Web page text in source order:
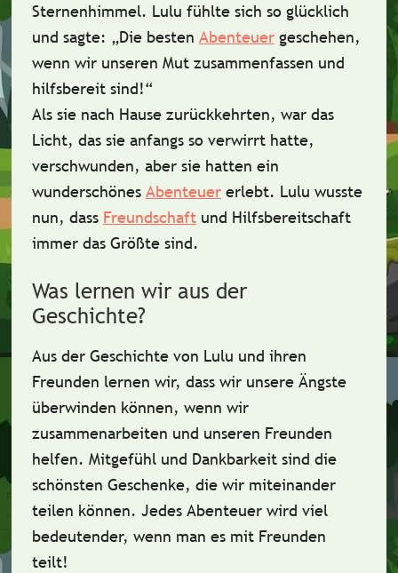
Sternenhimmel. Lulu fühlte sich so glücklich
und sagte: „Die besten Abenteuergeschehen,
wenn wir unseren Mutzusammenfassen und
hilfsbereitsind!“
Als sie nach Hause zurückkehrten, war das
Licht, das sie anfangs so verwirrt hatte,
verschwunden, aber sie hatten ein
wunderschönes Abenteuererlebt. Lulu wusste
nun, dass Freundschaftund Hilfsbereitschaft
immer das Größte sind.
Was lernen wir aus der
Geschichte?
Aus der Geschichte von Lulu und ihren
Freunden lernen wir, dass wir unsere Ängste
überwinden können, wenn wir
zusammenarbeiten und unseren Freunden
helfen. Mitgefühlund Dankbarkeitsind die
schönsten Geschenke, die wir miteinander
teilen können. Jedes Abenteuer wird viel
bedeutender, wenn man es mit Freunden
teilt!